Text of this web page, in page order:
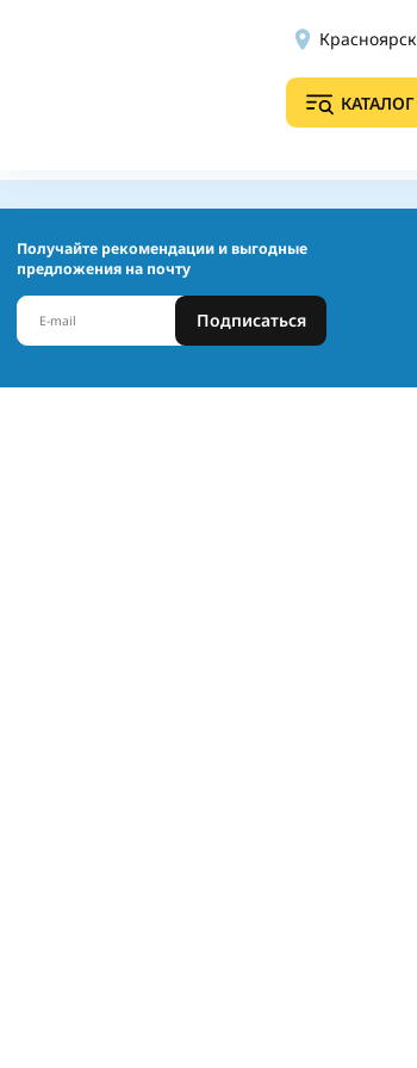
Красноярск
КАТАЛОГ
Получайте рекомендации и выгодные
предложения на почту
Подписаться